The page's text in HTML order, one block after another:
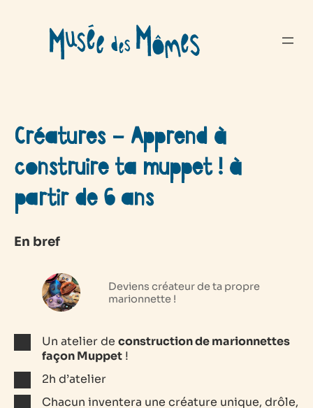
contenu
Créatures – Apprend à
construire ta muppet ! à
partir de 6 ans
En bref
Deviens créateur de ta propre
marionnette !
Un atelier de construction de marionnettes
façon Muppet !
2h d’atelier
Chacun inventera une créature unique, drôle,